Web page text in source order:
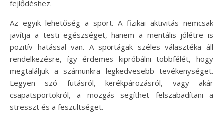
fejlődéshez.
Az egyik lehetőség a sport. A fizikai aktivitás nemcsak
javítja a testi egészséget, hanem a mentális jólétre is
pozitív hatással van. A sportágak széles választéka áll
rendelkezésre, így érdemes kipróbálni többfélét, hogy
megtaláljuk a számunkra legkedvesebb tevékenységet.
Legyen szó futásról, kerékpározásról, vagy akár
csapatsportokról, a mozgás segíthet felszabadítani a
stresszt és a feszültséget.